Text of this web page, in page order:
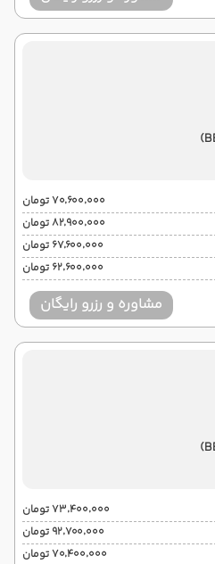
۷۰٬۶۰۰٬۰۰۰ تومان
۸۲٬۹۰۰٬۰۰۰ تومان
۶۷٬۶۰۰٬۰۰۰ تومان
۶۲٬۶۰۰٬۰۰۰ تومان
مشاوره و رزرو رایگان
۷۳٬۴۰۰٬۰۰۰ تومان
۹۲٬۷۰۰٬۰۰۰ تومان
۷۰٬۴۰۰٬۰۰۰ تومان